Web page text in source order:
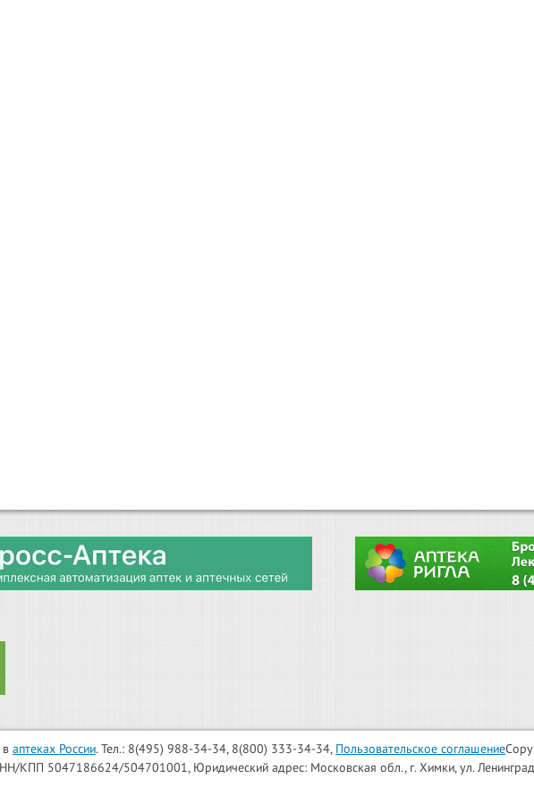
в аптеках России. Тел.: 8(495) 988-34-34, 8(800) 333-34-34, Пользовательское соглашение
5047186624/504701001, Юридический адрес: Московская обл., г. Химки, ул.